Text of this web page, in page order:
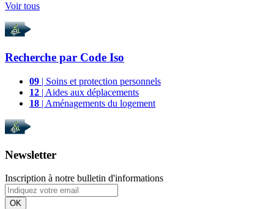
Voir tous
Recherche par Code Iso
09 | Soins et protection personnels
12 | Aides aux déplacements
18 | Aménagements du logement
Newsletter
Inscription à notre bulletin d'informations
OK